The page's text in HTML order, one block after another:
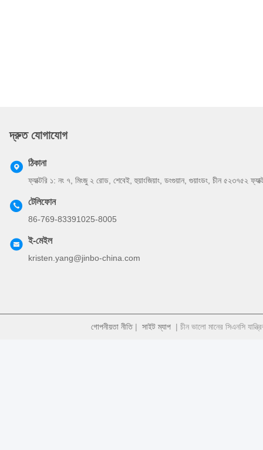
দ্রুত যোগাযোগ
ঠিকানা
ফ্যাক্টরি ১: নং ৭, মিংজু ২ রোড, শেবেই, হুয়াংজিয়াং, ডংগুয়ান, গুয়াংডং, চীন ৫২৩৭৫২
টেলিফোন
86-769-83391025-8005
ই-মেইল
kristen.yang@jinbo-china.com
গোপনীয়তা নীতি| সাইট ম্যাপ | চীন ভালো মানের সিএনসি